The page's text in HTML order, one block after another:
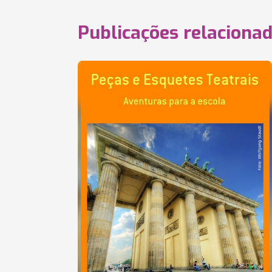
Publicações